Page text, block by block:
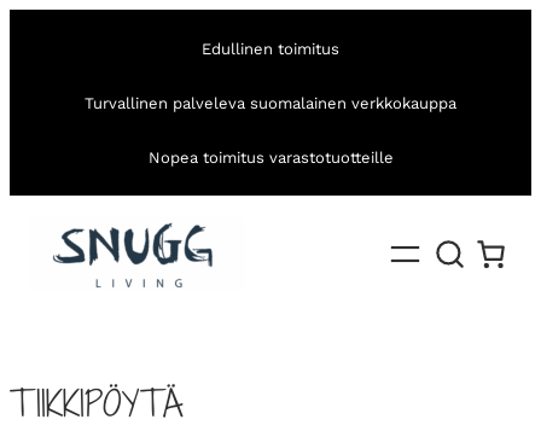
Edullinen toimitus
Turvallinen palveleva suomalainen verkkokauppa
Nopea toimitus varastotuotteille
TIIKKIPÖYTÄ